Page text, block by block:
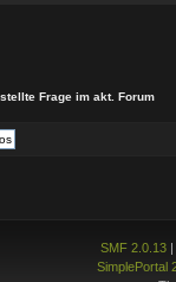
Frage im akt. Forum
SMF 2.0.13|
SimplePortal